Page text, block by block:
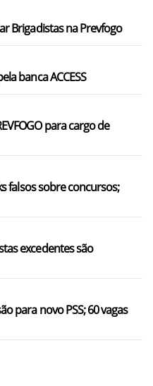
Brigadistas na Prevfogo
banca ACCESS
para cargo de
falsos sobre concursos;
excedentes são
para novo PSS; 60 vagas